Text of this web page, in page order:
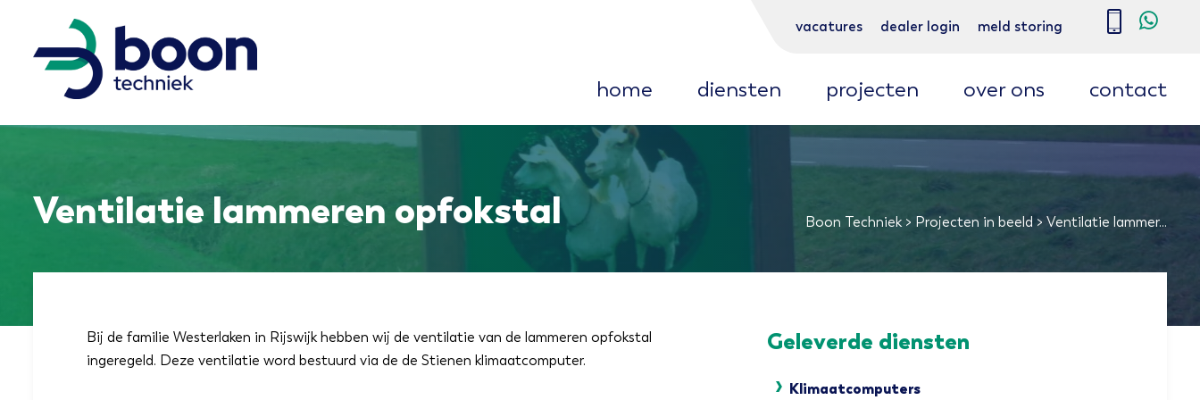
vacatures dealer login meld storing
home diensten
industrie- en stalgordijnen
projecten over ons contact
energietechniek
agrotechniek
industrie- en stalgordijnen
over ons contact
Ventilatie lammeren opfokstal Boon Techniek> Projecten in beeld > Ventilatie lammer...
Bij de familie Westerlaken in Rijswijk hebben wij de ventilatie van de lammeren opfokstal
ingeregeld. Deze ventilatie word bestuurd via de de Stienen klimaatcomputer.
Geleverde diensten
Klimaatcomputers